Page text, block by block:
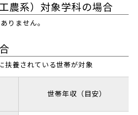
農系）対象学科の場合
りません。
養されている世帯が対象
世帯年収（目安）